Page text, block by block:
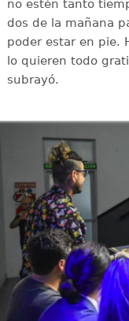
no estén tanto
dos de la mañana
poder estar en pie.
lo quieren todo
subrayó.